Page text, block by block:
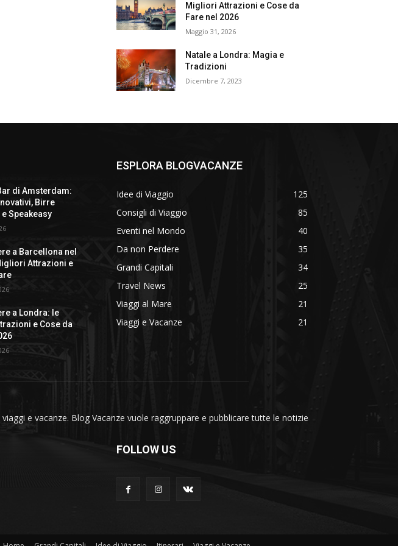
Migliori Attrazioni e Cose da
Fare nel 2026
Maggio 31, 2026
Natale a Londra: Magia e
Tradizioni
Dicembre 7, 2023
di Amsterdam:
Birre
Speakeasy
a Barcellona nel
Attrazioni e
a Londra: le
e Cose da
ESPLORA BLOGVACANZE
Idee di Viaggio
125
Consigli di Viaggio
85
Eventi nel Mondo
40
Da non Perdere
35
Grandi Capitali
34
Travel News
25
Viaggi al Mare
21
Viaggi e Vacanze
21
e vacanze. Blog Vacanze vuole raggruppare e pubblicare tutte le notizie
FOLLOW US